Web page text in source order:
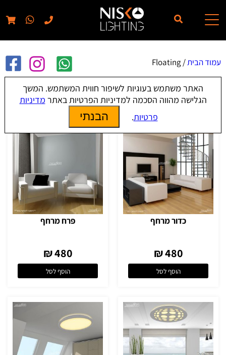
עמוד הבית/ Floating
Floating
כדור מרחף
480 ₪
הוסף לסל
פרח מרחף
480 ₪
הוסף לסל
האתר משתמש בעוגיות לשיפור חווית המשתמש. המשך
הגלישה מהווה הסכמה למדיניות הפרטיות באתר מדיניות
פרטיות. הבנתי